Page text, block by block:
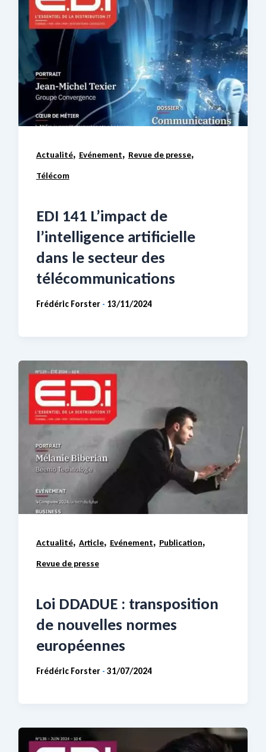
Actualité, Evénement, Revue de presse,
Télécom
EDI 141 L’impact de
l’intelligence artificielle
dans le secteur des
télécommunications
Frédéric Forster - 13/11/2024
Actualité, Article, Evénement, Publication,
Revue de presse
Loi DDADUE : transposition
de nouvelles normes
européennes
Frédéric Forster - 31/07/2024